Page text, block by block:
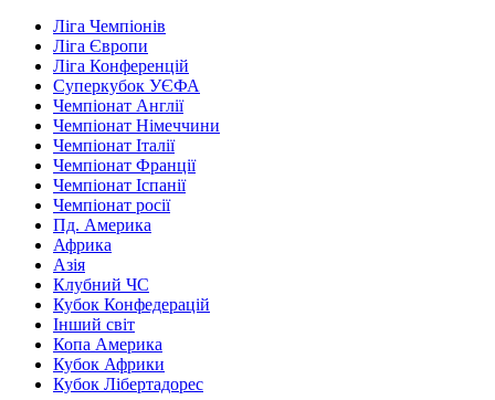
Ліга Чемпіонів
Ліга Європи
Ліга Конференцій
Суперкубок УЄФА
Чемпіонат Англії
Чемпіонат Німеччини
Чемпіонат Італії
Чемпіонат Франції
Чемпіонат Іспанії
Чемпіонат росії
Пд. Америка
Африка
Азія
Клубний ЧС
Кубок Конфедерацій
Інший світ
Копа Америка
Кубок Африки
Кубок Лібертадорес